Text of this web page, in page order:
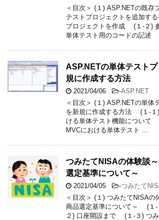
＜目次＞ (１) ASP.NETの既存
テストプロジェクトを追加す
プロジェクトを作成 (１-２)
単体テスト用のコードの記述
ASP.NETの単体テスト
規に作成する方法
2021/04/06 -ASP.NET
＜目次＞ (１) ASP.NETの単体
を新規に作成する方法 (１-１
ける単体テスト機能について
MVCにおける単体テスト …
つみたてNISAの体験談
選定基準について～
2021/04/05 -つみたて
＜目次＞ (１) つみたてNISAの
商品選定基準について～ (
２) 口座開設まで (１-３) つ